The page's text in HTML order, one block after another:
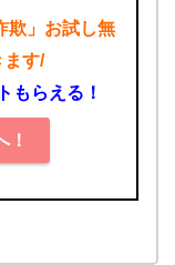
欺」お試し無
ます/
もらえる！
！